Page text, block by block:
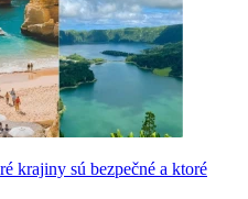
krajiny sú bezpečné a ktoré